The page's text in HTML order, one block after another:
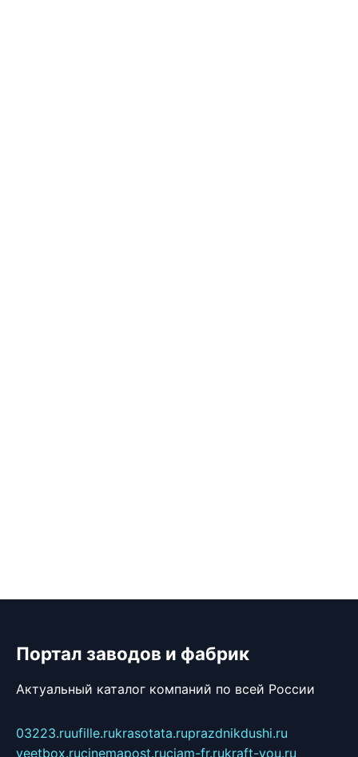
Портал заводов и фабрик
Актуальный каталог компаний по всей России
03223.ruufille.rukrasotata.ruprazdnikdushi.ru
veetbox.rucinemapost.ruciam-fr.rukraft-you.ru